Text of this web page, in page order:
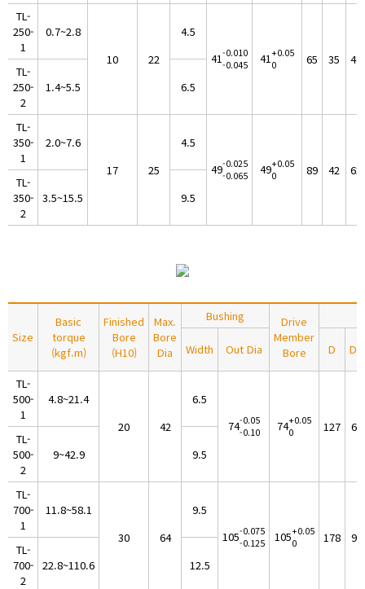
TL-
250-
1
0.7~2.8
10
22
4.5
41-0.010
-0.045
41+0.05
0
65 35 48
TL-
250-
2
1.4~5.5 6.5
TL-
350-
1
2.0~7.6
17
25
4.5
49-0.025
-0.065
49+0.05
0
89 42 62
TL-
350-
2
3.5~15.5 9.5
Size
Basic
torque
(kgf.m)
Finished
Bore
(H10)
Max.
Bore
Dia
Bushing
Drive
Member
Bore
Width Out Dia D DH
TL-
500-
1
4.8~21.4
20
42
6.5
74-0.05
-0.10
74+0.05
0
127 65
TL-
500-
2
9~42.9 9.5
TL-
700-
1
11.8~58.1
30
64
9.5
105-0.075
-0.125
105+0.05
0
178 95
TL-
700-
2
22.8~110.6 12.5